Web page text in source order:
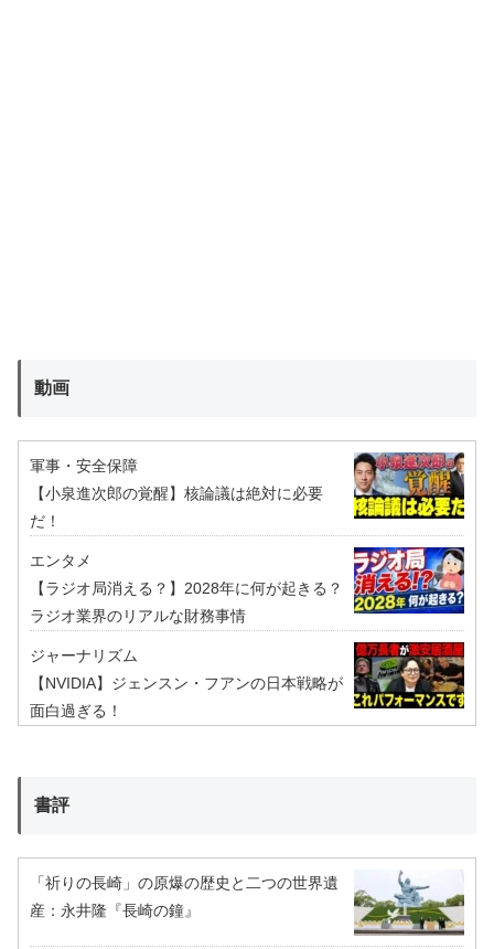
動画
軍事・安全保障
【小泉進次郎の覚醒】核論議は絶対に必要
だ！
エンタメ
【ラジオ局消える？】2028年に何が起きる？
ラジオ業界のリアルな財務事情
ジャーナリズム
【NVIDIA】ジェンスン・フアンの日本戦略が
面白過ぎる！
書評
「祈りの長崎」の原爆の歴史と二つの世界遺
産：永井隆『長崎の鐘』